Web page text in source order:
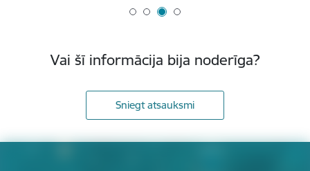
Vai šī informācija bija noderīga?
Sniegt atsauksmi